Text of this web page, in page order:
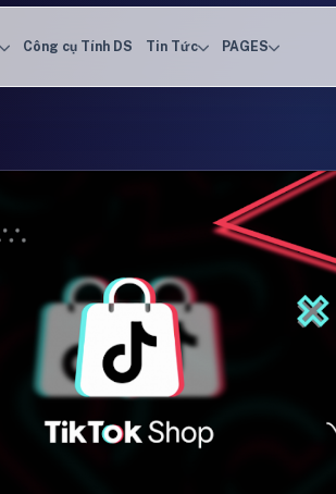
Công cụ Tính DS Tin Tức PAGES